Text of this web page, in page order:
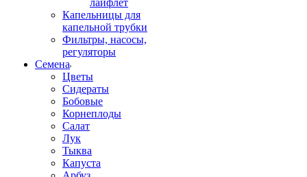
лайфлет
Капельницы для
капельной трубки
Фильтры, насосы,
регуляторы
Семена
Цветы
Сидераты
Бобовые
Корнеплоды
Салат
Лук
Тыква
Капуста